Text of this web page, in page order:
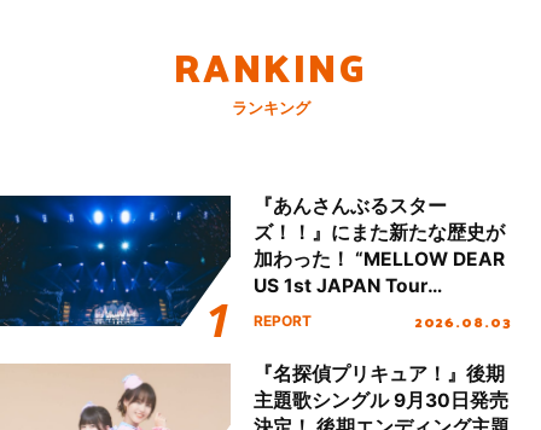
RANKING
ランキング
『あんさんぶるスター
ズ！！』にまた新たな歴史が
加わった！ “MELLOW DEAR
US 1st JAPAN Tour
Final「NICE to meet YOU
ート!!
REPORT 2026.08.03
『名探偵プリキュア！』後期
主題歌シングル 9月30日発売